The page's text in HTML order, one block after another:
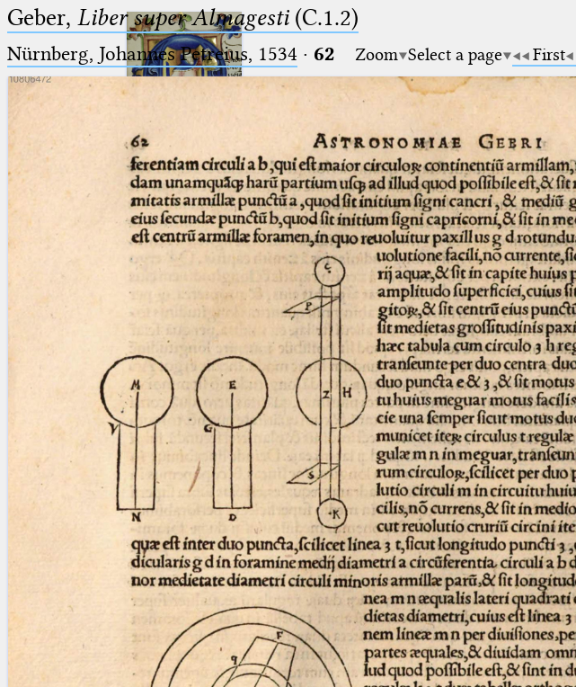
Ptolemaeus
Arabus et Latinus
(the underscore) is the placeholder
for exactly one character.
(the percent sign) is the
placeholder for no, one or more
than one character.
(two percent signs) is the
placeholder for no, one or more
than one character, but not for
blank space (so that a search ends
at word boundaries).
🔎︎
Start
Project
Team
News
Jobs
Publications
Conference
Arabic Works
Arabic Manuscripts
Latin Works
Latin Manuscripts
Latin Early Prints
Images
Geber, Liber super Almagesti(C.1.2)
Nürnberg, Johannes Petreius, 1534 · 62 Zoom Select a page First